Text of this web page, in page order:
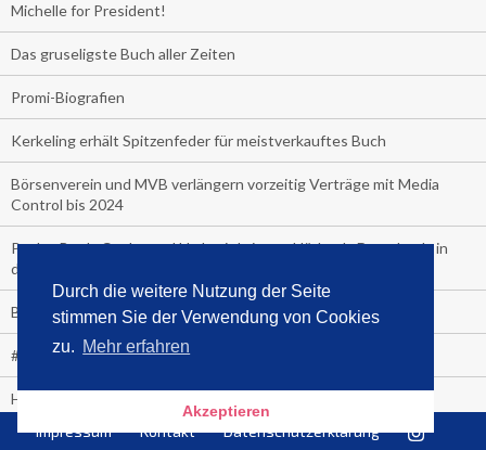
Durch die weitere Nutzung der Seite
stimmen Sie der Verwendung von Cookies
zu. Mehr erfahren
Akzeptieren
Michelle for President!
Das gruseligste Buch aller Zeiten
Promi-Biografien
Kerkeling erhält Spitzenfeder für meistverkauftes Buch
Börsenverein und MVB verlängern vorzeitig Verträge mit Media
Control bis 2024
PocketBook, Ceebo und Umbreit bringen Hörbuch-Downloads in
die Cloud
Bella Bella
#1-Bestseller: "Das ist Alpha!" von Kollegah
Hammer! "Fear: Trump in the White House" (auf Englisch) von
Impressum Kontakt Datenschutzerklärung